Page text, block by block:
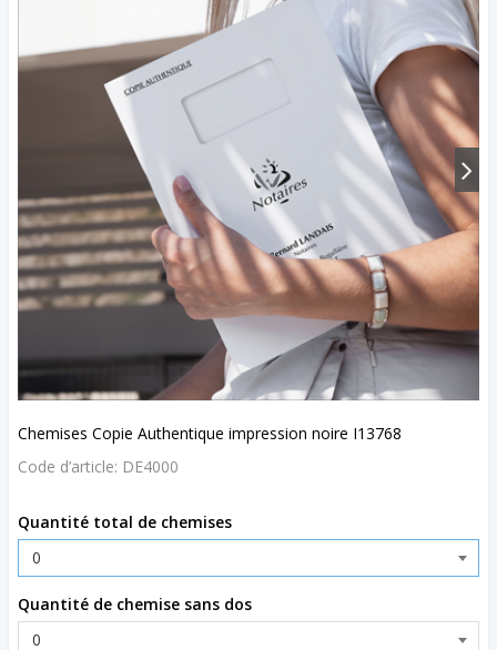
Chemises Copie Authentique impression noire I13768
Code d’article: DE4000
Quantité total de chemises
Quantité de chemise sans dos